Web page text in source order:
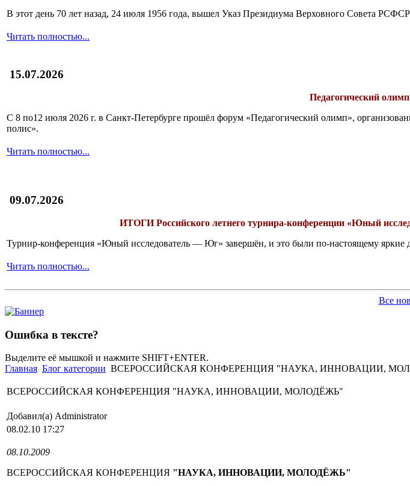
В этот день 70 лет назад, 24 июля 1956 года, вышел Указ Президиума Верховного Совета
Читать полностью...
15.07.2026
Педагогический
С 8 по12 июля 2026 г. в Санкт-Петербурге прошёл форум «Педагогический олимп»,
полис».
Читать полностью...
09.07.2026
ИТОГИРоссийского летнего турнира-конференции «Юный
Турнир-конференция «Юный исследователь — Юг» завершён, и это были по-настоящему яркие
Читать полностью...
Все
Ошибка в тексте?
Выделите её мышкой и нажмите SHIFT+ENTER.
Главная Блог категории ВСЕРОССИЙСКАЯ КОНФЕРЕНЦИЯ "НАУКА, ИННОВАЦИИ,
ВСЕРОССИЙСКАЯ КОНФЕРЕНЦИЯ "НАУКА, ИННОВАЦИИ, МОЛОДЁЖЬ"
Добавил(а) Administrator
08.02.10 17:27
08.10.2009
ВСЕРОССИЙСКАЯ КОНФЕРЕНЦИЯ "НАУКА, ИННОВАЦИИ, МОЛОДЁЖЬ"